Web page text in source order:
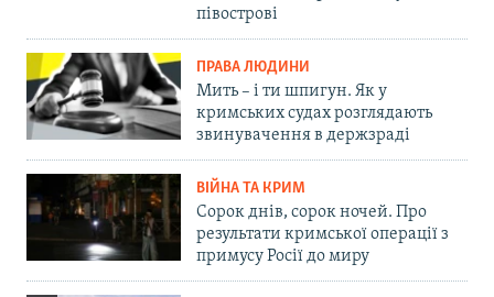
півострові
ПРАВА ЛЮДИНИ
Мить – і ти шпигун. Як у
кримських судах розглядають
звинувачення в держзраді
ВІЙНА ТА КРИМ
Сорок днів, сорок ночей. Про
результати кримської операції з
примусу Росії до миру